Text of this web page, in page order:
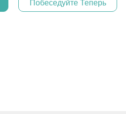
Побеседуйте Теперь